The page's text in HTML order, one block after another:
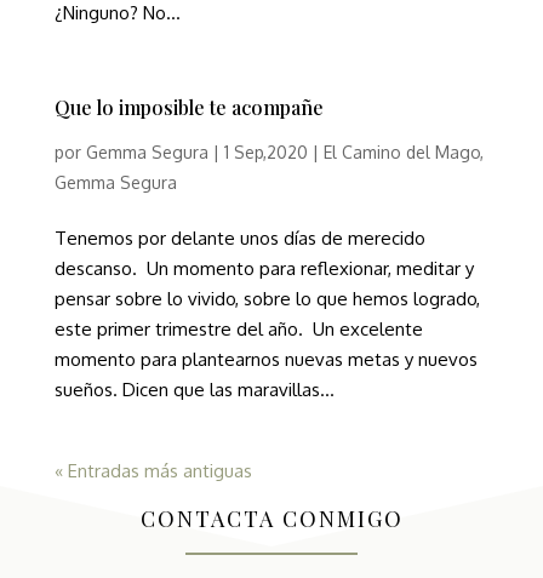
¿Ninguno? No...
Que lo imposible te acompañe
por Gemma Segura | 1 Sep,2020 | El Camino del Mago,
Gemma Segura
Tenemos por delante unos días de merecido
descanso. Un momento para reflexionar, meditar y
pensar sobre lo vivido, sobre lo que hemos logrado,
este primer trimestre del año. Un excelente
momento para plantearnos nuevas metas y nuevos
sueños. Dicen que las maravillas...
« Entradas más antiguas
CONTACTA CONMIGO